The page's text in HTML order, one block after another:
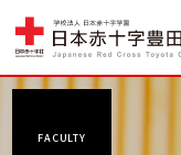
FACULTY